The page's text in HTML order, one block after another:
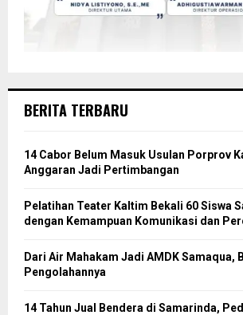
BERITA TERBARU
14 Cabor Belum Masuk Usulan Porprov
Anggaran Jadi Pertimbangan
Pelatihan Teater Kaltim Bekali 60 Siswa
dengan Kemampuan Komunikasi dan
Dari Air Mahakam Jadi AMDK Samaqua,
Pengolahannya
14 Tahun Jual Bendera di Samarinda,